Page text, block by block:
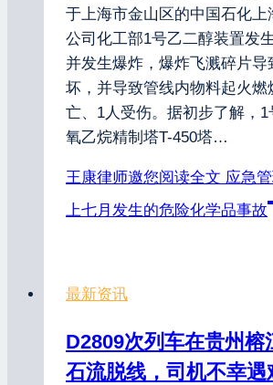
于上海市金山区的中国石化上
公司化工部1号乙二醇装置发
并发生爆炸，爆炸飞溅碎片导
坏，并导致管线内物料起火燃
亡、1人受伤。据初步了解，
氧乙烷精制塔T-450塔…
王康律师邀您阅读全文 应急
上七月发生的危险化学品事故
最新资讯
D2809次列车在贵州榕
石流脱线，司机不幸遇